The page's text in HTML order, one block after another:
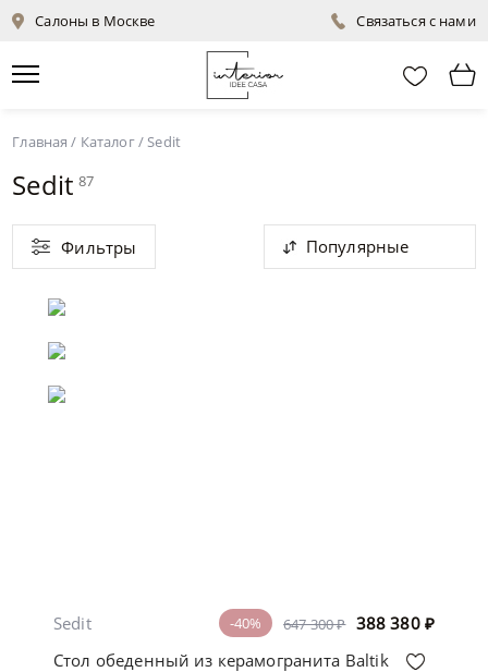
Салоны в Москве Связаться с нами
Главная / Каталог/Sedit
Sedit 87
Фильтры Популярные
647 300 ₽ 388 380 ₽
-40%
Sedit
Стол обеденный из керамогранита Baltik